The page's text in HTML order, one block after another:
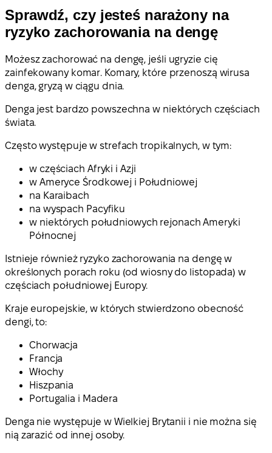
Sprawdź, czy jesteś narażony na
ryzyko zachorowania na dengę
Możesz zachorować na dengę, jeśli ugryzie cię
zainfekowany komar. Komary, które przenoszą wirusa
denga, gryzą w ciągu dnia.
Denga jest bardzo powszechna w niektórych częściach
świata.
Często występuje w strefach tropikalnych, w tym:
w częściach Afryki i Azji
w Ameryce Środkowej i Południowej
na Karaibach
na wyspach Pacyfiku
w niektórych południowych rejonach Ameryki
Północnej
Istnieje również ryzyko zachorowania na dengę w
określonych porach roku (od wiosny do listopada) w
częściach południowej Europy.
Kraje europejskie, w których stwierdzono obecność
dengi, to:
Chorwacja
Francja
Włochy
Hiszpania
Portugalia i Madera
Denga nie występuje w Wielkiej Brytanii i nie można się
nią zarazić od innej osoby.